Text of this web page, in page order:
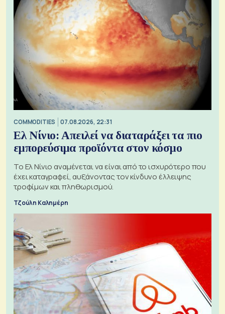
COMMODITIES 07.08.2026, 22:31
Ελ Νίνιο: Απειλεί να διαταράξει τα πιο
εμπορεύσιμα προϊόντα στον κόσμο
Το Ελ Νίνιο αναμένεται να είναι από το ισχυρότερο που
έχει καταγραφεί, αυξάνοντας τον κίνδυνο έλλειψης
τροφίμων και πληθωρισμού.
Τζούλη Καλημέρη